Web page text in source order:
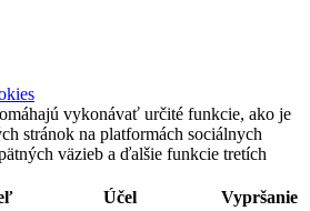
vykonávať určité funkcie, ako je
stránok na platformách sociálnych
väzieb a ďalšie funkcie tretích
Účel Vypršanie